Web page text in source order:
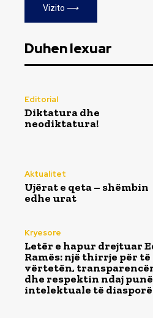
Vizito ⟶
Duhen lexuar
Editorial
Diktatura dhe
neodiktatura!
Aktualitet
Ujërat e qeta – shëmbin
edhe urat
Kryesore
Letër e hapur drejtuar
Ramës: një thirrje për të
vërtetën,
dhe respektin ndaj
intelektuale të